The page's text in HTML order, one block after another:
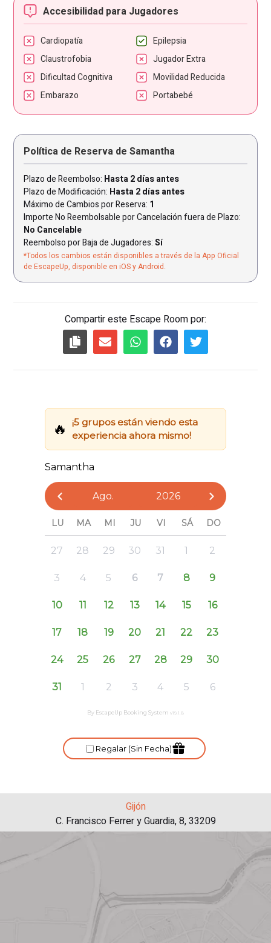
Accesibilidad para Jugadores
Cardiopatía
Epilepsia
Claustrofobia
Jugador Extra
Dificultad Cognitiva
Movilidad Reducida
Embarazo
Portabebé
Política de Reserva de Samantha
Plazo de Reembolso: Hasta 2 días antes
Plazo de Modificación: Hasta 2 días antes
Máximo de Cambios por Reserva: 1
Importe No Reembolsable por Cancelación fuera de Plazo:
No Cancelable
Reembolso por Baja de Jugadores: Sí
*Todos los cambios están disponibles a través de la App Oficial
de EscapeUp, disponible en iOS y Android.
Compartir este Escape Room por:
Gijón
C. Francisco Ferrer y Guardia, 8, 33209